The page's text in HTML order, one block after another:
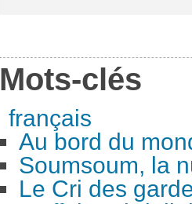
Mots-clés
français
Au bord du
Soumsoum, la
Le Cri des